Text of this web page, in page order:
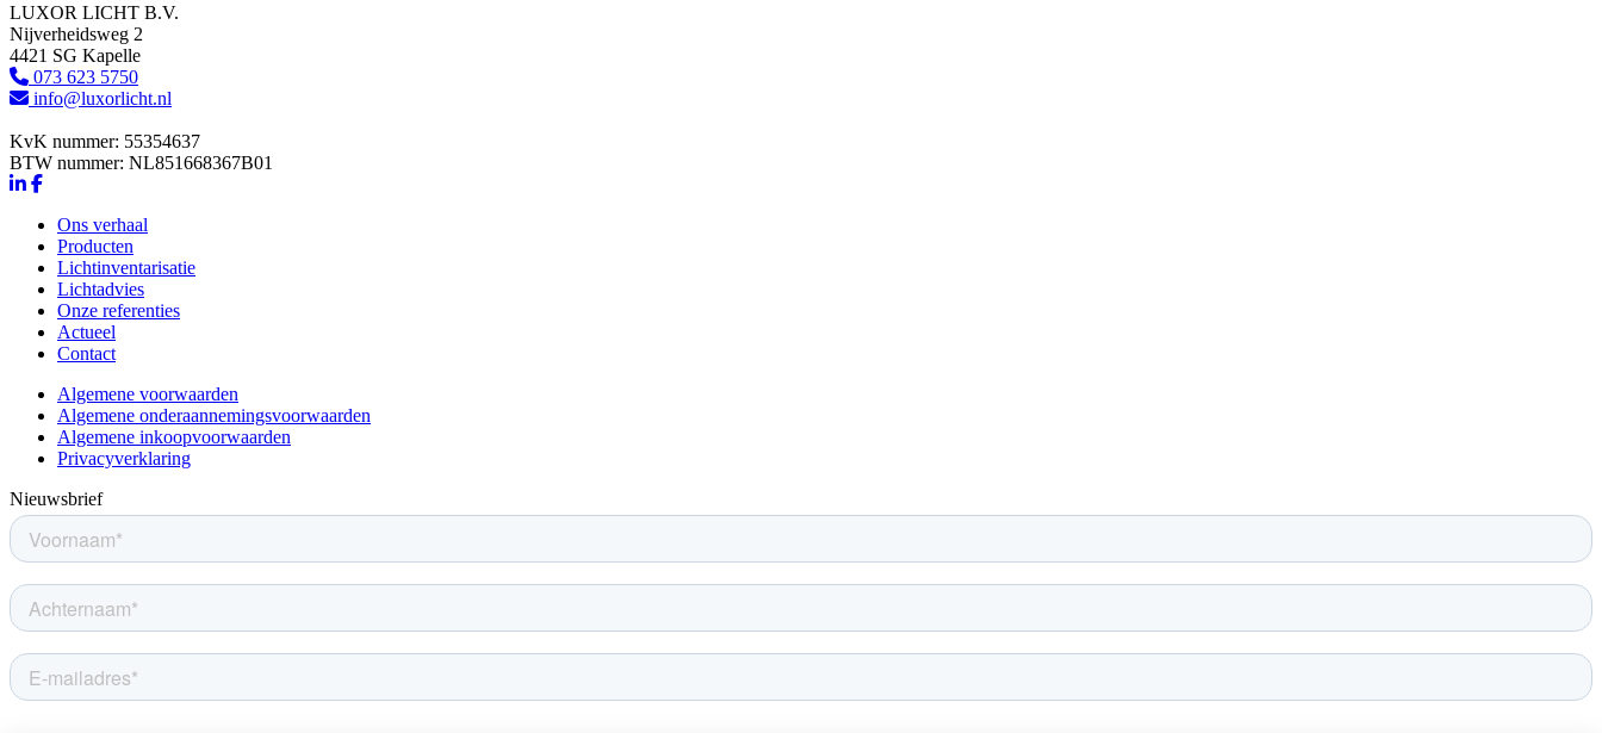
LUXOR LICHT B.V.
Nijverheidsweg 2
4421 SG Kapelle
073 623 5750
info@luxorlicht.nl
KvK nummer: 55354637
BTW nummer: NL851668367B01
Ons verhaal
Producten
Lichtinventarisatie
Lichtadvies
Onze referenties
Actueel
Contact
Algemene voorwaarden
Algemene onderaannemingsvoorwaarden
Algemene inkoopvoorwaarden
Privacyverklaring
Nieuwsbrief